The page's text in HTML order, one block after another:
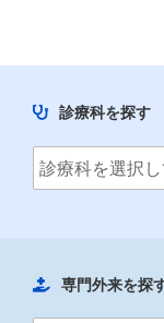
診療科を探す
専門外来を探